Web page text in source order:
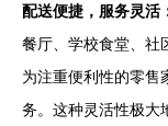
配送便捷，服务灵活
餐厅、学校食堂、社
为注重便利性的零售
务。这种灵活性极大